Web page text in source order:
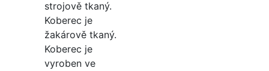
strojově tkaný.
Koberec je
žakárově tkaný.
Koberec je
vyroben ve